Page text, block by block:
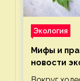
Экология
Мифы и
новости